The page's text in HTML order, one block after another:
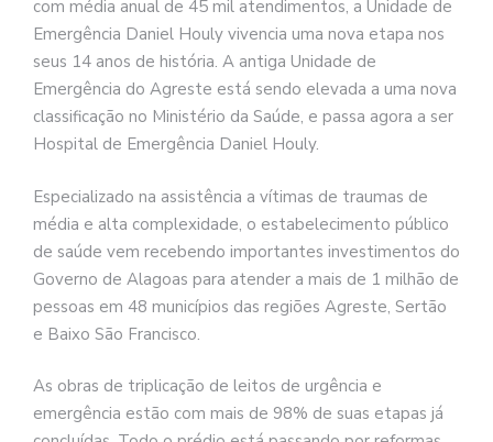
com média anual de 45 mil atendimentos, a Unidade de
Emergência Daniel Houly vivencia uma nova etapa nos
seus 14 anos de história. A antiga Unidade de
Emergência do Agreste está sendo elevada a uma nova
classificação no Ministério da Saúde, e passa agora a ser
Hospital de Emergência Daniel Houly.
Especializado na assistência a vítimas de traumas de
média e alta complexidade, o estabelecimento público
de saúde vem recebendo importantes investimentos do
Governo de Alagoas para atender a mais de 1 milhão de
pessoas em 48 municípios das regiões Agreste, Sertão
e Baixo São Francisco.
As obras de triplicação de leitos de urgência e
emergência estão com mais de 98% de suas etapas já